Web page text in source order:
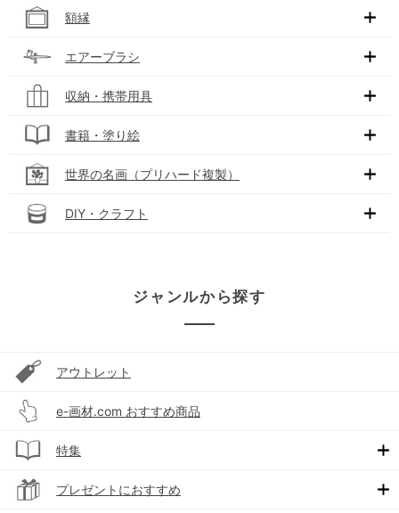
額縁
エアーブラシ
収納・携帯用具
書籍・塗り絵
世界の名画（プリハード複製）
DIY・クラフト
ジャンルから探す
アウトレット
e-画材.com おすすめ商品
特集
プレゼントにおすすめ